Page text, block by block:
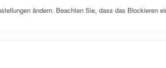
ändern. Beachten Sie, dass das Blockieren